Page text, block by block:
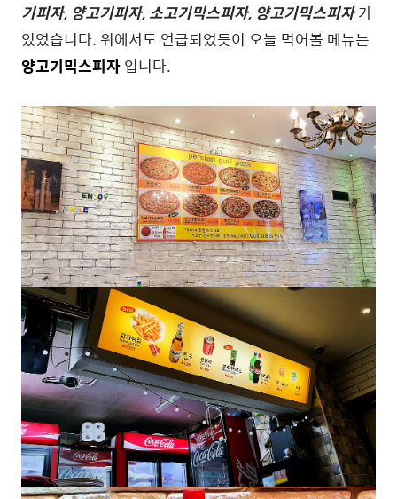
기피자, 양고기피자, 소고기믹스피자, 양고기믹스피자가
있었습니다. 위에서도 언급되었듯이 오늘 먹어볼 메뉴는
양고기믹스피자입니다.